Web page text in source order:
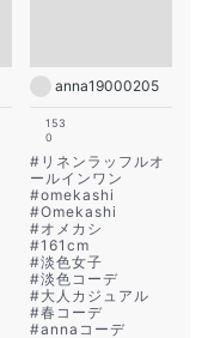
anna19000205
153
0
# リネンラッフルオ
ールインワン
#omekashi
#Omekashi
#オメカシ
#161cm
#淡色女子
#淡色コーデ
#大人カジュアル
#春コーデ
#annaコーデ